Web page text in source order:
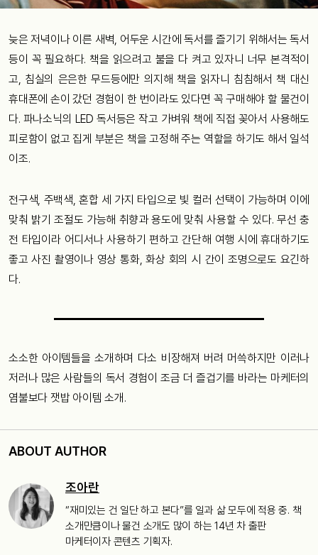
늦은 저녁이나 이른 새벽, 어두운 시간에 독서를 즐기기 위해서는 독서
등이 꼭 필요하다. 책을 읽으려고 불을 다 켜고 있자니 너무 본격적이
고, 침실의 은은한 무드등에만 의지해 책을 읽자니 침침해서 책 대신
휴대폰에 손이 갔던 경험이 한 번이라도 있다면 꼭 구매해야 할 물건이
다. 파나소닉의 LED 독서등은 작고 가벼워 책에 직접 꽂아서 사용해도
피로함이 없고 집게 부분은 책을 고정해 주는 역할을 하기도 해서 일석
이조.
전구색, 주백색, 혼합 세 가지 타입으로 빛 컬러 선택이 가능하며 이에
맞춰 밝기 조절도 가능해 취향과 용도에 맞춰 사용할 수 있다. 무선 충
전 타입이라 어디서나 사용하기 편하고 간단해 여행 시에 휴대하기도
좋고 사진 촬영이나 영상 통화, 화상 회의 시 간이 조명으로도 요긴하
다.
소소한 아이템들을 소개하며 다소 비장해져 버려 머쓱하지만 이러나
저러나 많은 사람들의 독서 경험이 조금 더 즐겁기를 바라는 마케터의
염불보다 잿밥 아이템 소개.
ABOUT AUTHOR
조아란
“재미있는 건 일단 하고 본다”를 일과 삶 모두에 적용 중. 책
소개만큼이나 물건 소개도 많이 하는 14년 차 출판
마케터이자 콘텐츠 기획자.